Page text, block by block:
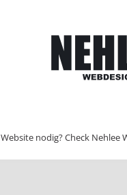
Website nodig? Check Nehlee